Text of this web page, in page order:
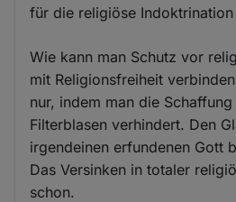
für die religiöse
Wie kann man Schutz vor
mit Religionsfreiheit
nur, indem man die
Filterblasen verhindert. Den
irgendeinen erfundenen Gott
Das Versinken in totaler
schon.